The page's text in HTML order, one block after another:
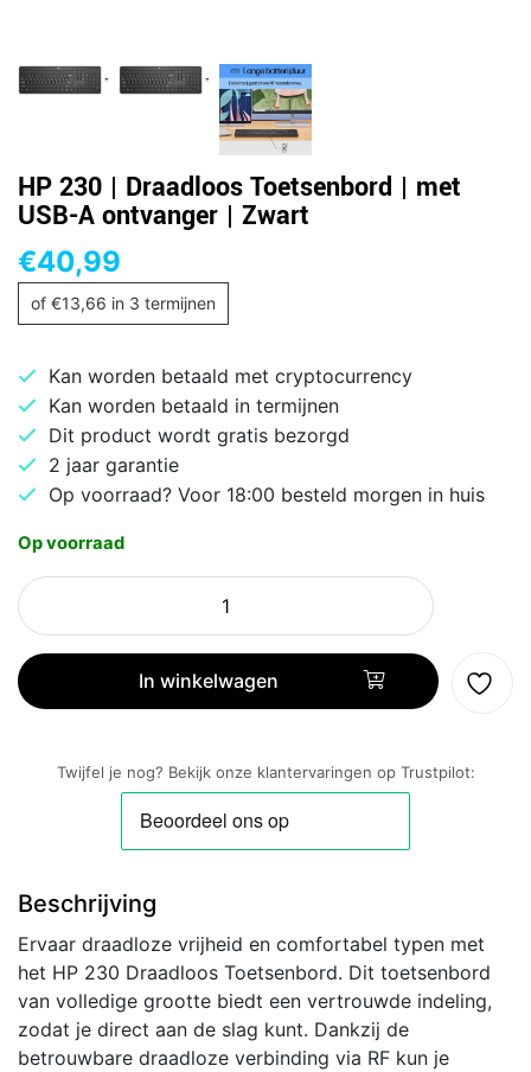
HP 230 | Draadloos Toetsenbord | met
USB-A ontvanger | Zwart
€40,99
of €13,66 in 3 termijnen
Kan worden betaald met cryptocurrency
Kan worden betaald in termijnen
Dit product wordt gratis bezorgd
2 jaar garantie
Op voorraad? Voor 18:00 besteld morgen in huis
Op voorraad
HP
230
Draadloos
Toetsenbord
Zwart
In winkelwagen
Twijfel je nog? Bekijk onze klantervaringen op Trustpilot:
Beschrijving
Ervaar draadloze vrijheid en comfortabel typen met
het HP 230 Draadloos Toetsenbord. Dit toetsenbord
van volledige grootte biedt een vertrouwde indeling,
zodat je direct aan de slag kunt. Dankzij de
betrouwbare draadloze verbinding via RF kun je